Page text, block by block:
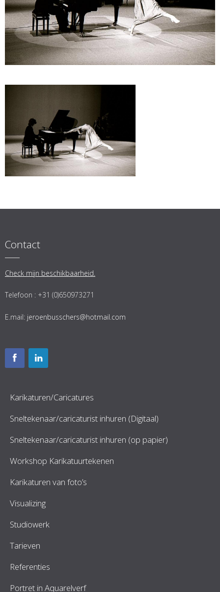
Contact
Check mijn beschikbaarheid.
Telefoon : +31 (0)650973271
E.mail: jeroenbusschers@hotmail.com
Karikaturen/Caricatures
Sneltekenaar/caricaturist inhuren (Digitaal)
Sneltekenaar/caricaturist inhuren (op papier)
Workshop Karikatuurtekenen
Karikaturen van foto’s
Visualizing
Studiowerk
Tarieven
Referenties
Portret in Aquarelverf